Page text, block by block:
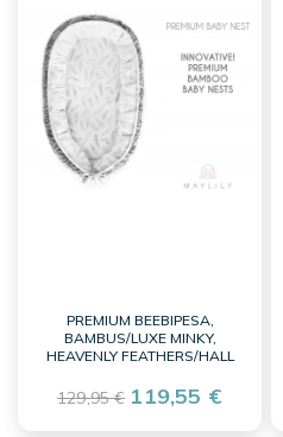
PREMIUM BEEBIPESA,
BAMBUS/LUXE MINKY,
HEAVENLY FEATHERS/HALL
129,95 € 119,55 €